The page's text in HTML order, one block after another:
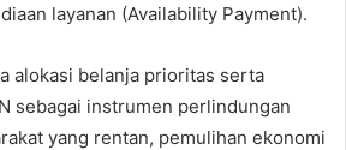
layanan (Availability Payment).
alokasi belanja prioritas serta
sebagai instrumen perlindungan
yang rentan, pemulihan ekonomi